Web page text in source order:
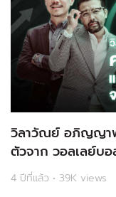
วิลาวัณย์ อภิญญา
ตัวจาก วอลเลย์บ
4 ปีที่แล้ว • 39K views